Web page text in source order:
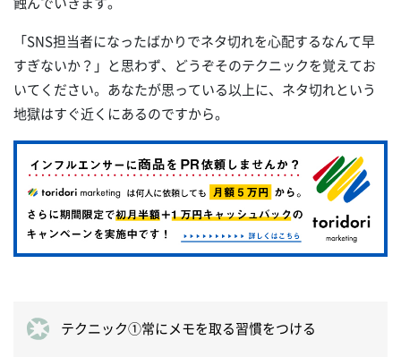
「SNS担当者になったばかりでネタ切れを心配するなんて早
すぎないか？」と思わず、どうぞそのテクニックを覚えてお
いてください。あなたが思っている以上に、ネタ切れという
地獄はすぐ近くにあるのですから。
テクニック①常にメモを取る習慣をつける